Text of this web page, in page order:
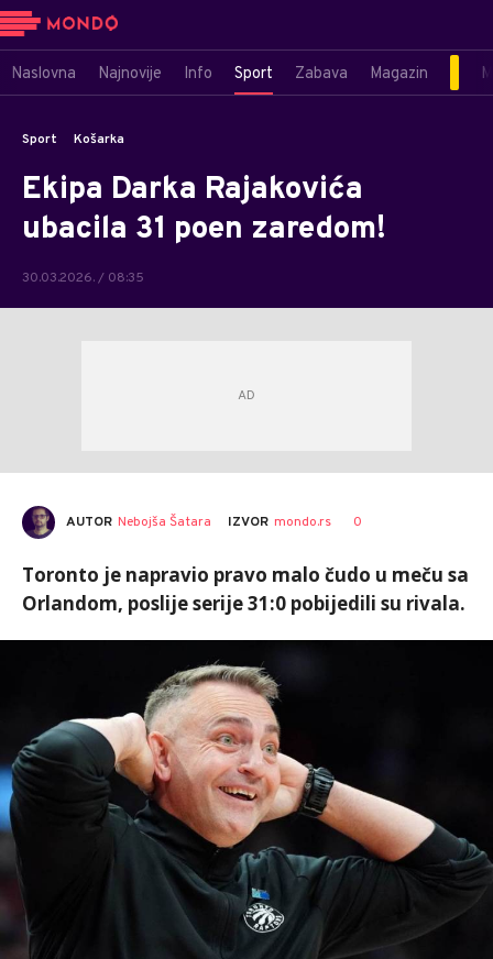
Naslovna Najnovije Info Sport Zabava Magazin
Sport Košarka
Ekipa Darka Rajakovića
ubacila 31 poen zaredom!
30.03.2026. / 08:35
AUTOR Nebojša Šatara IZVOR mondo.rs 0
Toronto je napravio pravo malo čudo u meču sa
Orlandom, poslije serije 31:0 pobijedili su rivala.